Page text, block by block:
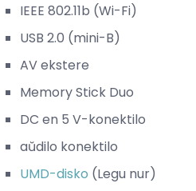
IEEE 802.11b (Wi-Fi)
USB 2.0 (mini-B)
AV ekstere
Memory Stick Duo
DC en 5 V-konektilo
aŭdilo konektilo
UMD-disko (Legu nur)